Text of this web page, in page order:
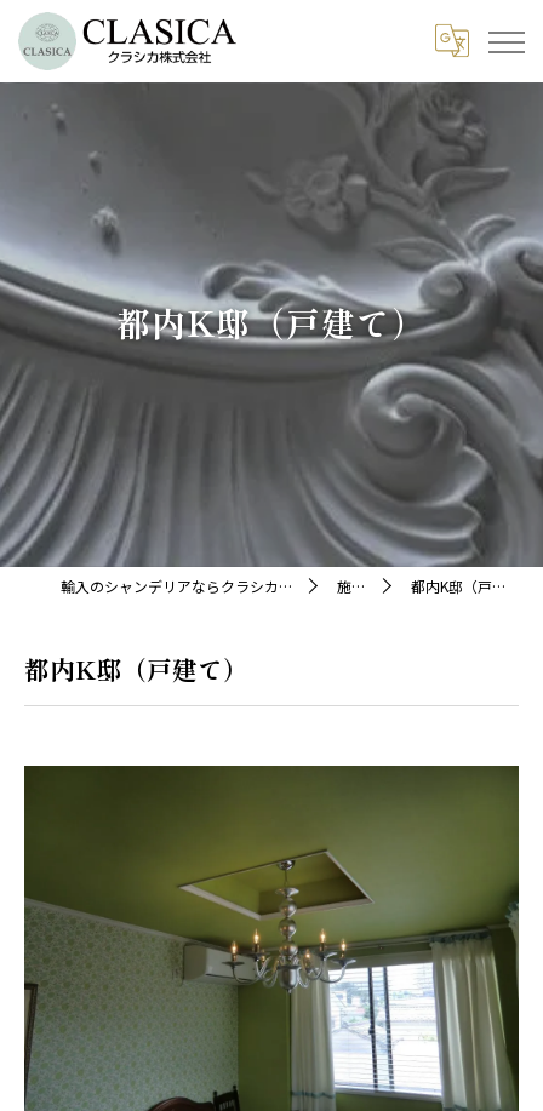
都内K邸（戸建て）
輸入のシャンデリアならクラシカ株式会社 施工例 都内K邸（戸建て）
都内K邸（戸建て）